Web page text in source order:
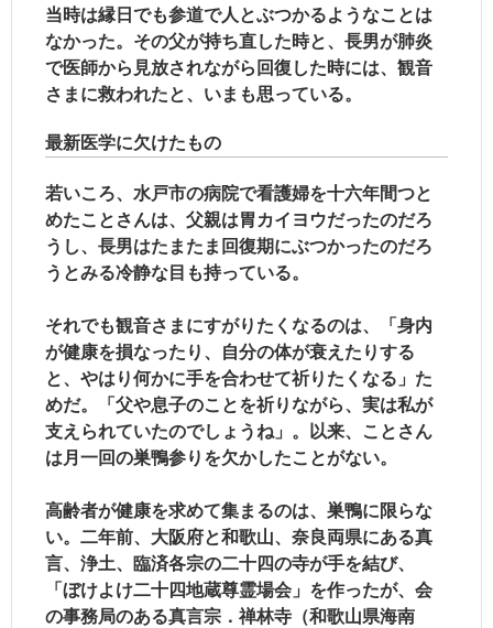
当時は縁日でも参道で人とぶつかるようなことは
なかった。その父が持ち直した時と、長男が肺炎
で医師から見放されながら回復した時には、観音
さまに救われたと、いまも思っている。
最新医学に欠けたもの
若いころ、水戸市の病院で看護婦を十六年間つと
めたことさんは、父親は胃カイヨウだったのだろ
うし、長男はたまたま回復期にぶつかったのだろ
うとみる冷静な目も持っている。
それでも観音さまにすがりたくなるのは、「身内
が健康を損なったり、自分の体が衰えたりする
と、やはり何かに手を合わせて祈りたくなる」た
めだ。「父や息子のことを祈りながら、実は私が
支えられていたのでしょうね」。以来、ことさん
は月一回の巣鴨参りを欠かしたことがない。
高齢者が健康を求めて集まるのは、巣鴨に限らな
い。二年前、大阪府と和歌山、奈良両県にある真
言、浄土、臨済各宗の二十四の寺が手を結び、
「ぼけよけ二十四地蔵尊霊場会」を作ったが、会
の事務局のある真言宗．禅林寺（和歌山県海南